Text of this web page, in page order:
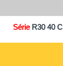
Série R30 40 C